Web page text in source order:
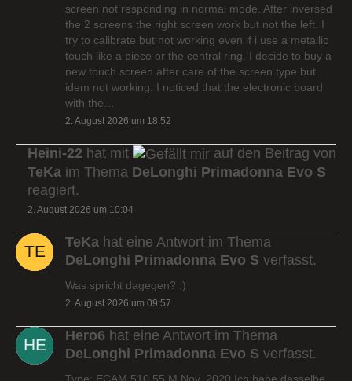
screen not responding in normal mode. After inversed
the 2 screens the right screen work but not the left. I
try to calibrate but not working even if i use a metallic
touch like a piece or the central ring. I decide to buy a
new touch screen after care of the screen type but
idem not working. I noticed that the electronic board
with the…
2. August 2026 um 18:52
Heini-22 hat mit
auf den Beitrag von
TeKa im Thema DeLonghi Primadonna Evo S
reagiert.
2. August 2026 um 10:04
TeKa hat eine Antwort im Thema
DeLonghi Primadonna Evo S verfasst.
Was spricht dagegen? :)
2. August 2026 um 09:57
Hero6 hat eine Antwort im Thema
DeLonghi Primadonna Evo S verfasst.
Type: ECAM 510.55.M Nov. 2020 Ich habe dasselbe